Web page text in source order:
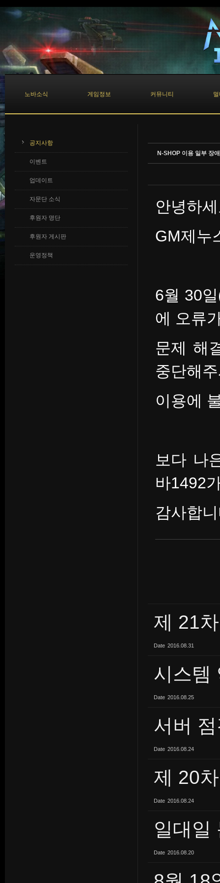
노바소식 게임정보 커뮤니티
공지사항
이벤트
업데이트
자문단 소식
후원자 명단
후원자 게시판
운영정책
N-SHOP 이용 일부 장
안녕하
GM제누
6월 30
에 오류
문제 해
중단해
이용에
보다 나
바1492
감사합
제 21
Date 2016.08.31
시스템
Date 2016.08.25
서버
Date 2016.08.24
제 20
Date 2016.08.24
일대일
Date 2016.08.20
Sketchbook5, 스케치북5
Sketchbook5, 스케치북5